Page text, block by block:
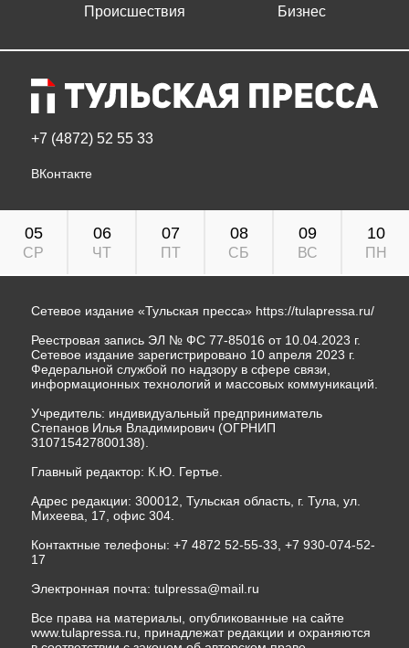
Происшествия
Бизнес
+7 (4872) 52 55 33
ВКонтакте
05
СР
06
ЧТ
07
ПТ
08
СБ
09
ВС
10
ПН
Сетевое издание «Тульская пресса» https://tulapressa.ru/
Реестровая запись ЭЛ № ФС 77-85016 от 10.04.2023 г.
Сетевое издание зарегистрировано 10 апреля 2023 г.
Федеральной службой по надзору в сфере связи,
информационных технологий и массовых коммуникаций.
Учредитель: индивидуальный предприниматель
Степанов Илья Владимирович (ОГРНИП
310715427800138).
Главный редактор: К.Ю. Гертье.
Адрес редакции: 300012, Тульская область, г. Тула, ул.
Михеева, 17, офис 304.
Контактные телефоны: +7 4872 52-55-33, +7 930-074-52-
17
Электронная почта: tulpressa@mail.ru
Все права на материалы, опубликованные на сайте
www.tulapressa.ru, принадлежат редакции и охраняются